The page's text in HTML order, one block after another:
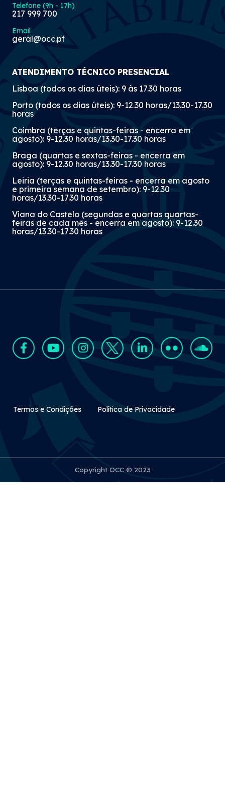
Telefone (9h - 17h)
217 999 700
Email
geral@occ.pt
ATENDIMENTO TÉCNICO PRESENCIAL
Lisboa (todos os dias úteis): 9 às 17.30 horas
Porto (todos os dias úteis): 9-12.30 horas/13.30-17.30
horas
Coimbra (terças e quintas-feiras - encerra em
agosto): 9-12.30 horas/13.30-17.30 horas
Braga (quartas e sextas-feiras - encerra em
agosto): 9-12.30 horas/13.30-17.30 horas
Leiria (terças e quintas-feiras - encerra em agosto
e primeira semana de setembro): 9-12.30
horas/13.30-17.30 horas
Viana do Castelo (segundas e quartas quartas-
feiras de cada mês - encerra em agosto): 9-12.30
horas/13.30-17.30 horas
Rodapé Secundário
Termos e Condições Política de Privacidade
Copyright OCC © 2023